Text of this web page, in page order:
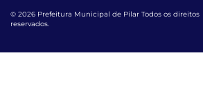
© 2026 Prefeitura Municipal de Pilar Todos os direitos
reservados.